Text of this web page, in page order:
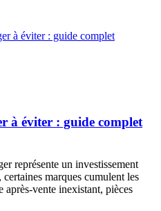
à éviter : guide complet
représente un investissement
marques cumulent les
après-vente inexistant, pièces